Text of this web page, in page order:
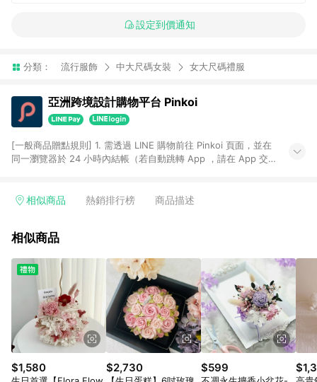
設定到價通知
分類： 流行服飾 中大尺碼女裝 女大尺碼禮服
亞洲跨境設計購物平台 Pinkoi
[一般商品贈點規則] 1. 需透過 LINE 購物前往 Pinkoi 頁面，並在
同一瀏覽器於 24 小時內結帳（若自動跳轉 App ，請在 App 交
回饋訂單不得享有 Pinkoi 站方優惠，例如首購優惠，P coins，
行為，不具贈點資格，部分退款不在此限。 6. APP 請更新至
貨後 45 天後發送。 8. 群眾募資商品，禮物卡，開館保證金，補
運費，攤位費等不具贈點資格。 9. LINE 購物站上之商品規格、
顏色、價位、贈品如與 Pinkoi 商品資訊頁及購物車不符，以
Pinkoi 購物商品資訊頁及購物車標示為準。 10. 點數紅包使用規
則請以點數紅包活動說明為準。 11. 若於 LINE 購物前往 Pinkoi
頁面後才首次下載 Pinkoi APP 並完成訂單，不符合導購資格；承
上，首次下載 Pinkoi APP 後，需透過 LINE 購物前往 Pinkoi 頁
面，方享導購資格。
相似商品 熱銷排行榜 商品描述
相似商品
$1,580 $2,730 $599